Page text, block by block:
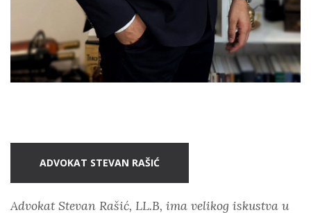
ADVOKAT STEVAN RAŠIĆ
Advokat Stevan Rašić, LL.B, ima velikog iskustva u